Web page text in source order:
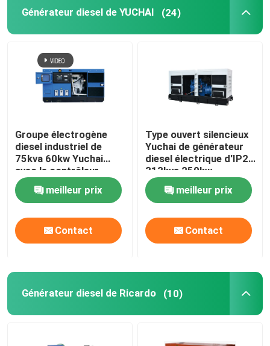
Générateur diesel de YUCHAI (24)
Groupe électrogène
diesel industriel de
75kva 60kw Yuchai
avec le contrôleur
HAUTURIER
meilleur prix
Contact
Type ouvert silencieux
Yuchai de générateur
diesel électrique d'IP23
313kva 250kw
meilleur prix
Contact
Générateur diesel de Ricardo (10)